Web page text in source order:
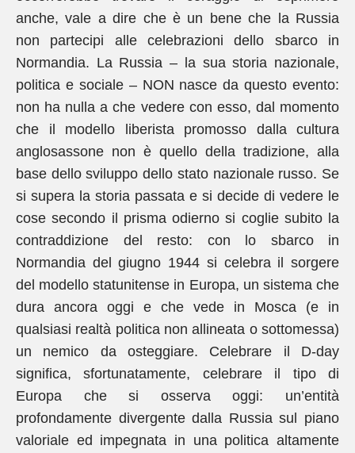
anche, vale a dire che è un bene che la Russia
non partecipi alle celebrazioni dello sbarco in
Normandia. La Russia – la sua storia nazionale,
politica e sociale – NON nasce da questo evento:
non ha nulla a che vedere con esso, dal momento
che il modello liberista promosso dalla cultura
anglosassone non è quello della tradizione, alla
base dello sviluppo dello stato nazionale russo. Se
si supera la storia passata e si decide di vedere le
cose secondo il prisma odierno si coglie subito la
contraddizione del resto: con lo sbarco in
Normandia del giugno 1944 si celebra il sorgere
del modello statunitense in Europa, un sistema che
dura ancora oggi e che vede in Mosca (e in
qualsiasi realtà politica non allineata o sottomessa)
un nemico da osteggiare. Celebrare il D-day
significa, sfortunatamente, celebrare il tipo di
Europa che si osserva oggi: un’entità
profondamente divergente dalla Russia sul piano
valoriale ed impegnata in una politica altamente